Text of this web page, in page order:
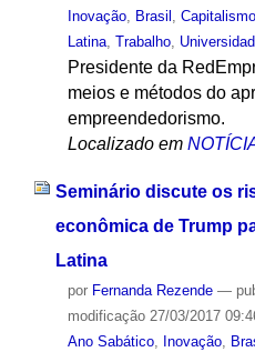
Inovação, Brasil Capitalismo
Latina, Trabalho,
Presidente da
meios e métodos do
empreendedorismo.
Localizado em
Seminário discute os
econômica de Trump
Latina
por Fernanda Rezende —
modificação27/03/2017
Ano Sabático, Inovação,